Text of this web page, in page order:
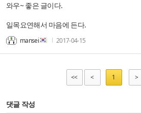
와우~ 좋은 글이다.
일목요연해서 마음에 든다.
mansei 2017-04-15
<< < 1 >
댓글 작성